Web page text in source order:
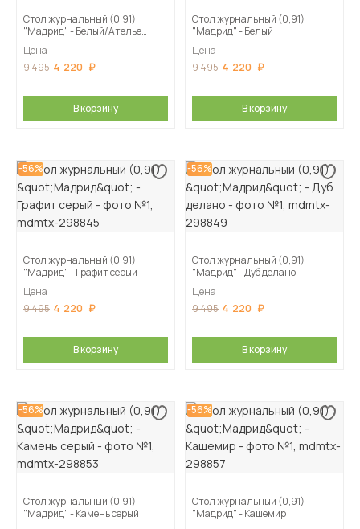
Стол журнальный (0,91)
"Мадрид" - Белый/Ателье
Цена
9 495 4 220
В корзину
Стол журнальный (0,91)
"Мадрид" - Белый
Цена
9 495 4 220
В корзину
-56%
Стол журнальный (0,91)
"Мадрид" - Графит серый
Цена
9 495 4 220
В корзину
-56%
Стол журнальный (0,91)
"Мадрид" - Дуб делано
Цена
9 495 4 220
В корзину
-56%
Стол журнальный (0,91)
"Мадрид" - Камень серый
-56%
Стол журнальный (0,91)
"Мадрид" - Кашемир